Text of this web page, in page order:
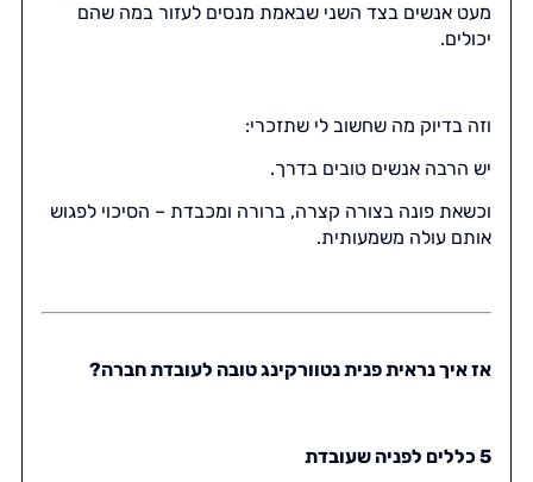
מעט אנשים בצד השני שבאמת מנסים לעזור במה שהם
יכולים.
וזה בדיוק מה שחשוב לי שתזכרי:
יש הרבה אנשים טובים בדרך.
וכשאת פונה בצורה קצרה, ברורה ומכבדת – הסיכוי לפגוש
אותם עולה משמעותית.
אז איך נראית פנית נטוורקינג טובה לעובדת חברה?
5 כללים לפניה שעובדת